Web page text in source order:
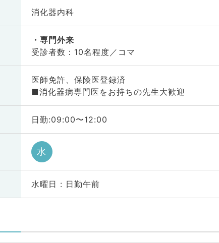
消化器内科
専門外来
受診者数：10名程度／コマ
医師免許、保険医登録済
■消化器病専門医をお持ちの先生大歓迎
日勤:09:00〜12:00
水
水曜日 : 日勤午前